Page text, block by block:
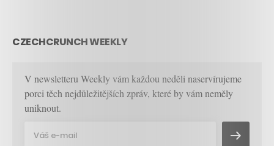
CZECHCRUNCH WEEKLY
V newsletteru Weekly vám každou neděli naservírujeme
porci těch nejdůležitějších zpráv, které by vám neměly
uniknout.